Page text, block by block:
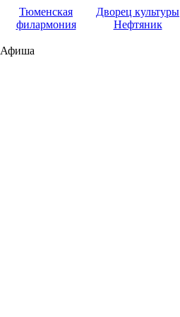
Тюменская
филармония
Дворец культуры
Нефтяник
Афиша